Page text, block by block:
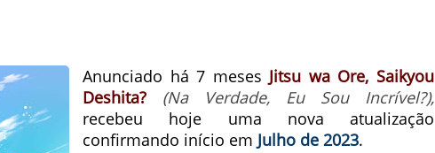
Anunciado há 7 meses Jitsu wa Ore, Saikyou
Deshita?
(Na Verdade, Eu Sou Incrível?),
recebeu hoje uma nova atualização
confirmando início em Julho de 2023.